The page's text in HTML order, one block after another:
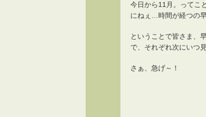
今日から11月。ってこ
にねぇ…時間が経つの早
ということで皆さま、
で、それぞれ次にいつ
さぁ、急げ～！